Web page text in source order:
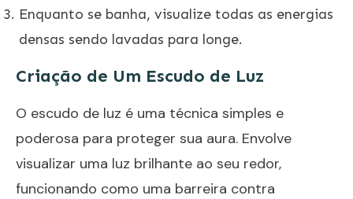
Enquanto se banha, visualize todas as energias
densas sendo lavadas para longe.
Criação de Um Escudo de Luz
O escudo de luz é uma técnica simples e
poderosa para proteger sua aura. Envolve
visualizar uma luz brilhante ao seu redor,
funcionando como uma barreira contra